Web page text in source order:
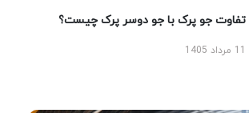
تفاوت جو پرک با جو دوسر پرک چیست؟